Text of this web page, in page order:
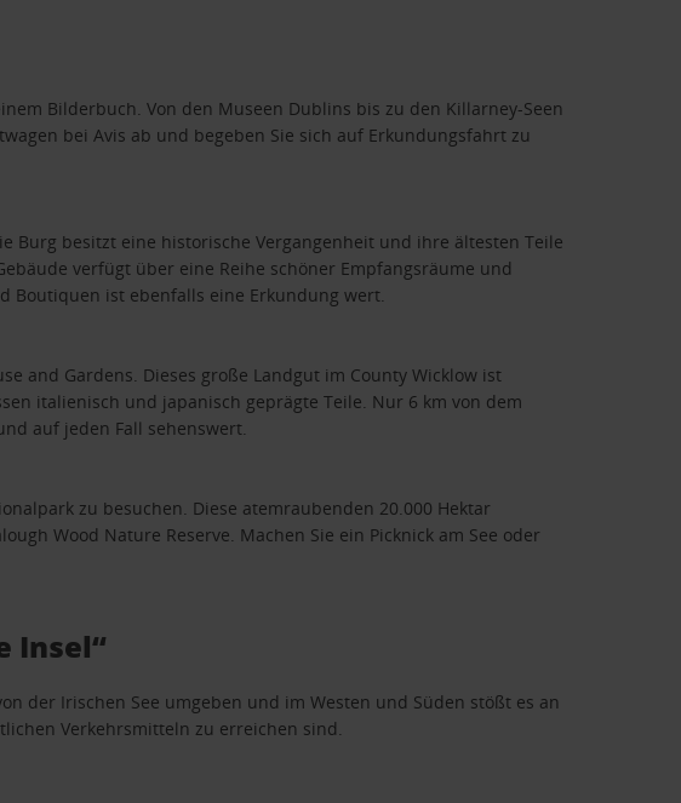
Bilderbuch. Von den Museen Dublins bis zu den Killarney-Seen
bei Avis ab und begeben Sie sich auf Erkundungsfahrt zu
Burg besitzt eine historische Vergangenheit und ihre ältesten Teile
verfügt über eine Reihe schöner Empfangsräume und
Boutiquen ist ebenfalls eine Erkundung wert.
and Gardens. Dieses große Landgut im County Wicklow ist
italienisch und japanisch geprägte Teile. Nur 6 km von dem
auf jeden Fall sehenswert.
zu besuchen. Diese atemraubenden 20.000 Hektar
Wood Nature Reserve. Machen Sie ein Picknick am See oder
Insel“
der Irischen See umgeben und im Westen und Süden stößt es an
Verkehrsmitteln zu erreichen sind.